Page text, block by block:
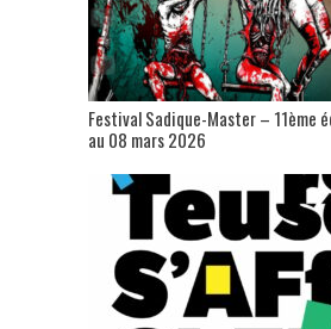
Festival Sadique-Master – 11ème
au 08 mars 2026